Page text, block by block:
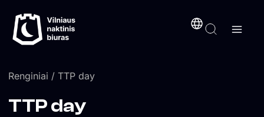
prie
turinio
Renginiai / TTP day
TTP day